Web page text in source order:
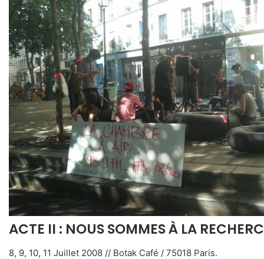
ACTE II : NOUS SOMMES À LA
8, 9, 10, 11 Juillet 2008 // Botak Café / 75018 Paris.